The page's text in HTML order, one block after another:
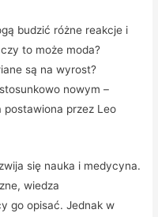
budzić różne reakcje i
to może moda?
są na wyrost?
nowym –
postawiona przez Leo
się nauka i medycyna.
wiedza
go opisać. Jednak w